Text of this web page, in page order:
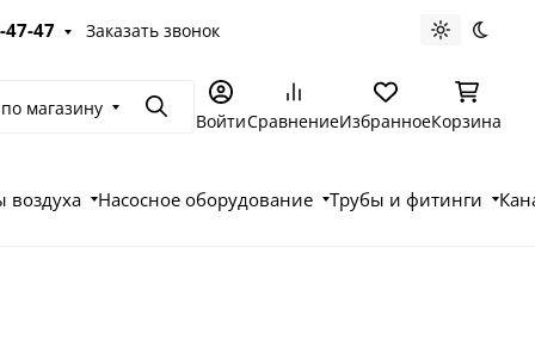
47-47 Заказать звонок Светлая
магазину ПоискВойтиСравнениеИзбранноеКорзина
воздуха Насосное оборудование Трубы и фитинги